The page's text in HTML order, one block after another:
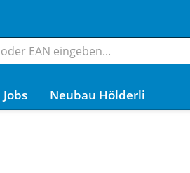
Jobs Neubau Hölderli